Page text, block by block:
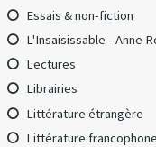
Essais & non-fiction
L'Insaisissable - Anne
Lectures
Librairies
Littérature étrangère
Littérature francophone